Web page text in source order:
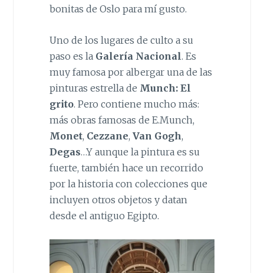
bonitas de Oslo para mí gusto.
Uno de los lugares de culto a su
paso es la Galería Nacional. Es
muy famosa por albergar una de las
pinturas estrella de Munch: El
grito. Pero contiene mucho más:
más obras famosas de E.Munch,
Monet, Cezzane, Van Gogh,
Degas…Y aunque la pintura es su
fuerte, también hace un recorrido
por la historia con colecciones que
incluyen otros objetos y datan
desde el antiguo Egipto.